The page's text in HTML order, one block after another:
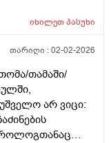
ისეᲗ
ამ
და
ვიკვლევ ამ
იხილეთპასუხი
თარიღი :02-02-2026
თამაში/
არ ვიცი: